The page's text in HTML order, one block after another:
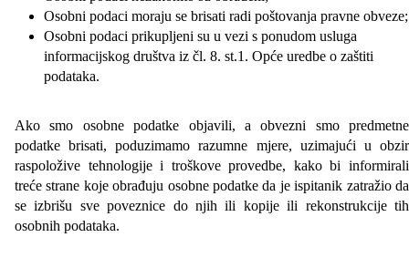
Osobni podaci moraju se brisati radi poštovanja pravne obveze;
Osobni podaci prikupljeni su u vezi s ponudom usluga
informacijskog društva iz čl. 8. st.1. Opće uredbe o zaštiti
podataka.
Ako smo osobne podatke objavili, a obvezni smo predmetne
podatke brisati, poduzimamo razumne mjere, uzimajući u obzir
raspoložive tehnologije i troškove provedbe, kako bi informirali
treće strane koje obrađuju osobne podatke da je ispitanik zatražio da
se izbrišu sve poveznice do njih ili kopije ili rekonstrukcije tih
osobnih podataka.